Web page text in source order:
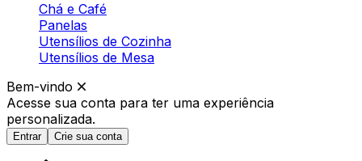
Chá e Café
Panelas
Utensílios de Cozinha
Utensílios de Mesa
Bem-vindo
Acesse sua conta para ter uma experiência
personalizada.
Entrar Crie sua conta